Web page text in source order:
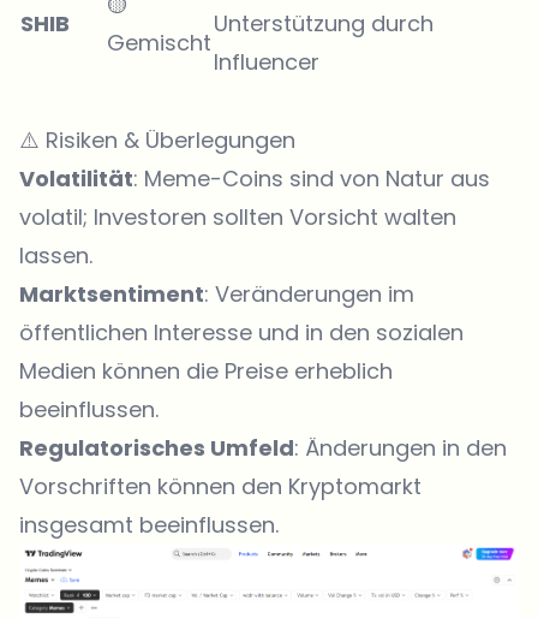
SHIB
Gemischt
Unterstützung durch
Influencer
⚠️ Risiken & Überlegungen
Volatilität: Meme-Coins sind von Natur aus
volatil; Investoren sollten Vorsicht walten
lassen.
Marktsentiment: Veränderungen im
öffentlichen Interesse und in den sozialen
Medien können die Preise erheblich
beeinflussen.
Regulatorisches Umfeld: Änderungen in den
Vorschriften können den Kryptomarkt
insgesamt beeinflussen.